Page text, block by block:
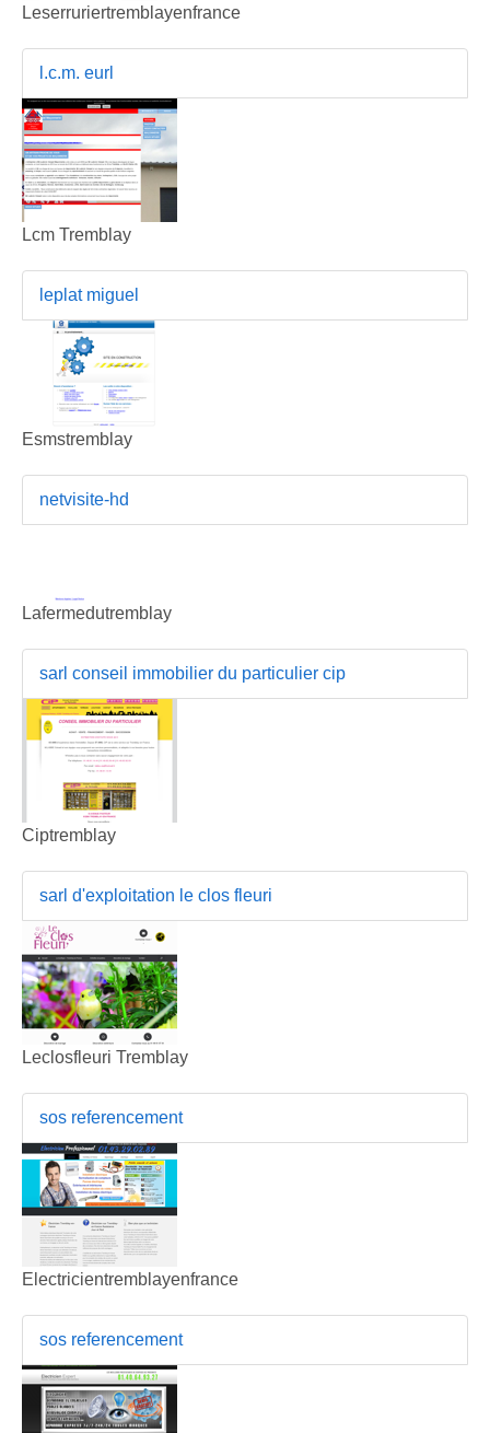
Leserruriertremblayenfrance
l.c.m. eurl
Lcm Tremblay
leplat miguel
Esmstremblay
netvisite-hd
Lafermedutremblay
sarl conseil immobilier du particulier cip
Ciptremblay
sarl d'exploitation le clos fleuri
Leclosfleuri Tremblay
sos referencement
Electricientremblayenfrance
sos referencement